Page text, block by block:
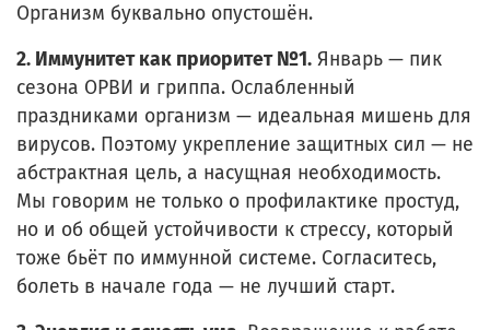
Организм буквально опустошён.
2. Иммунитет как приоритет №1. Январь — пик
сезона ОРВИ и гриппа. Ослабленный
праздниками организм — идеальная мишень для
вирусов. Поэтому укрепление защитных сил — не
абстрактная цель, а насущная необходимость.
Мы говорим не только о профилактике простуд,
но и об общей устойчивости к стрессу, который
тоже бьёт по иммунной системе. Согласитесь,
болеть в начале года — не лучший старт.